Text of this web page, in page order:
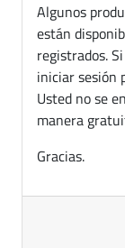
Algunos
están
registrados.
iniciar sesión
Usted no se
manera
Gracias.